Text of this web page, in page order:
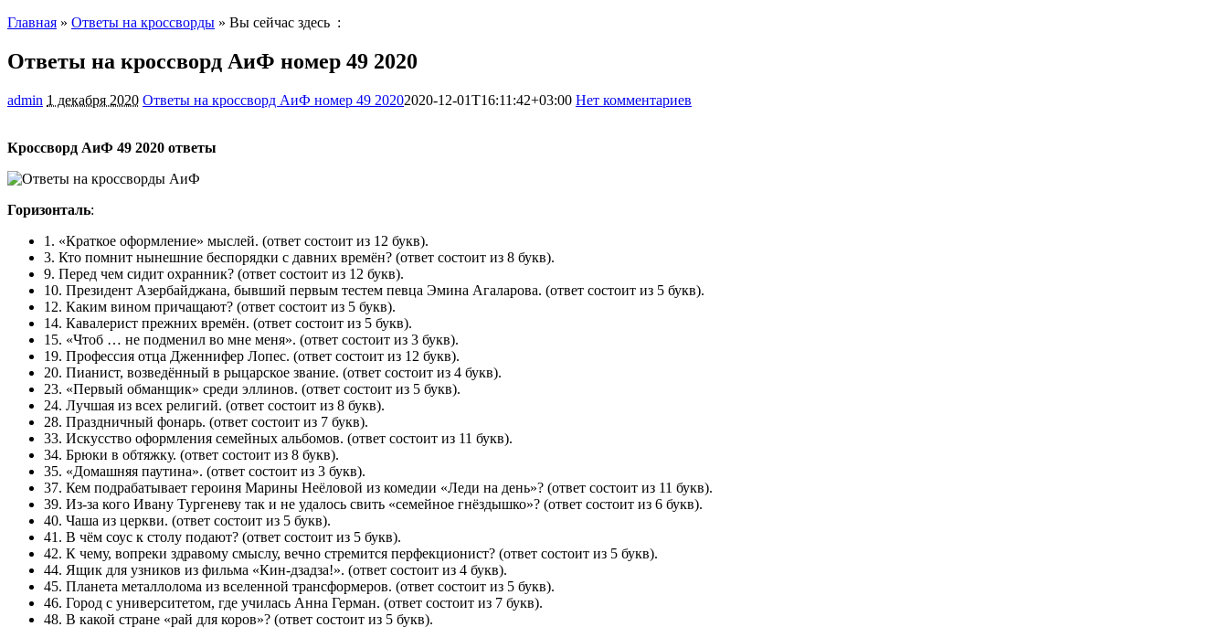
Главная » Ответы на кроссворды » Вы сейчас здесь :
Ответы на кроссворд АиФ номер 49 2020
admin 1 декабря 2020 Ответы на кроссворд АиФ номер 49 20202020-12-01T16:11:42+03:00 Нет комментариев
Кроссворд АиФ 49 2020 ответы
Горизонталь:
1. «Краткое оформление» мыслей. (ответ состоит из 12 букв).
3. Кто помнит нынешние беспорядки с давних времён? (ответ состоит из 8 букв).
9. Перед чем сидит охранник? (ответ состоит из 12 букв).
10. Президент Азербайджана, бывший первым тестем певца Эмина Агаларова. (ответ состоит из 5 букв).
12. Каким вином причащают? (ответ состоит из 5 букв).
14. Кавалерист прежних времён. (ответ состоит из 5 букв).
15. «Чтоб … не подменил во мне меня». (ответ состоит из 3 букв).
19. Профессия отца Дженнифер Лопес. (ответ состоит из 12 букв).
20. Пианист, возведённый в рыцарское звание. (ответ состоит из 4 букв).
23. «Первый обманщик» среди эллинов. (ответ состоит из 5 букв).
24. Лучшая из всех религий. (ответ состоит из 8 букв).
28. Праздничный фонарь. (ответ состоит из 7 букв).
33. Искусство оформления семейных альбомов. (ответ состоит из 11 букв).
34. Брюки в обтяжку. (ответ состоит из 8 букв).
35. «Домашняя паутина». (ответ состоит из 3 букв).
37. Кем подрабатывает героиня Марины Неёловой из комедии «Леди на день»? (ответ состоит из 11 букв).
39. Из-за кого Ивану Тургеневу так и не удалось свить «семейное гнёздышко»? (ответ состоит из 6 букв).
40. Чаша из церкви. (ответ состоит из 5 букв).
41. В чём соус к столу подают? (ответ состоит из 5 букв).
42. К чему, вопреки здравому смыслу, вечно стремится перфекционист? (ответ состоит из 5 букв).
44. Ящик для узников из фильма «Кин-дзадза!». (ответ состоит из 4 букв).
45. Планета металлолома из вселенной трансформеров. (ответ состоит из 5 букв).
46. Город с университетом, где училась Анна Герман. (ответ состоит из 7 букв).
48. В какой стране «рай для коров»? (ответ состоит из 5 букв).